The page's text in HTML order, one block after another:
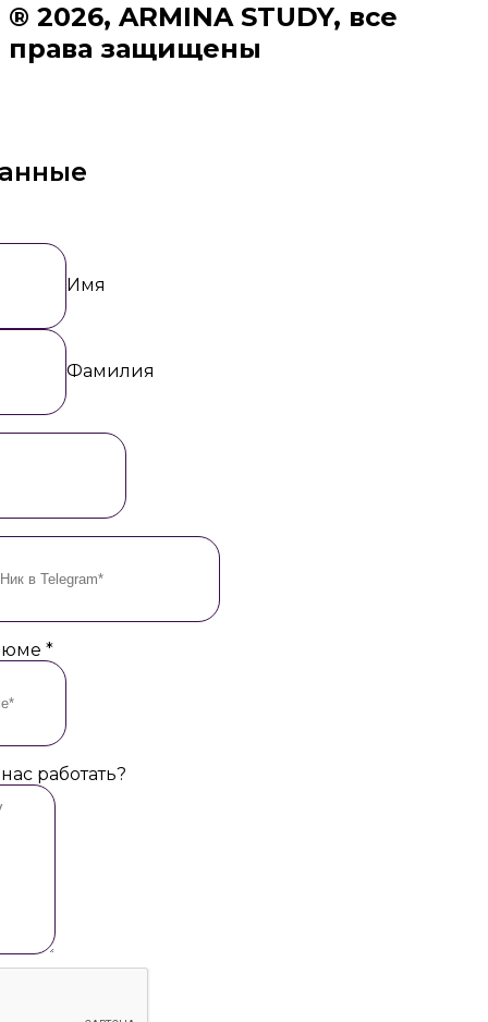
® 2026, ARMINA STUDY, все
права защищены
Имя
Фамилия
*
работать?